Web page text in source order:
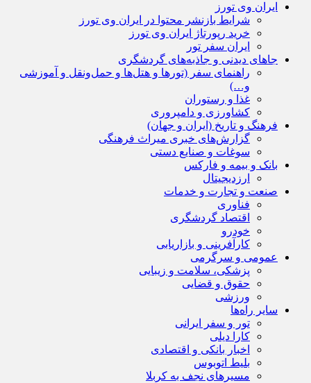
ایران وی تورز
شرایط بازنشر محتوا در ایران وی تورز
خرید رپورتاژ ایران وی تورز
ایران سفر تور
جاهای دیدنی و جاذبه‌های گردشگری
راهنمای سفر (تورها و هتل‌ها و حمل‌و‌نقل و آموزشی
و…)
غذا و رستوران
کشاورزی و دامپروری
فرهنگ و تاریخ (ایران و جهان)
گزارش‌های خبری میراث فرهنگی
سوغات و صنایع دستی
بانک و بیمه و فارکس
ارزدیجیتال
صنعت و تجارت و خدمات
فناوری
اقتصاد گردشگری
خودرو
کارآفرینی و بازاریابی
عمومی و سرگرمی
پزشکی، سلامت و زیبایی
حقوق و قضایی
ورزشی
سایر راه‌ها
تور و سفر ایرانی
کارا دیلی
اخبار بانکی و اقتصادی
بلیط اتوبوس
مسیرهای نجف به کربلا